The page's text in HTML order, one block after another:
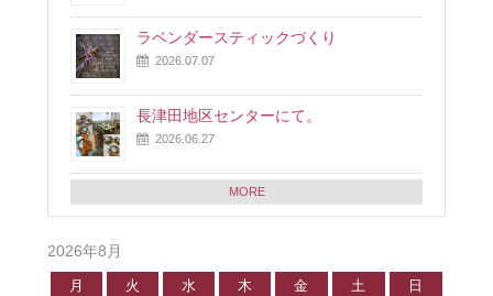
ラベンダースティックづくり
2026.07.07
長津田地区センターにて。
2026.06.27
MORE
2026年8月
月 火 水 木 金 土 日